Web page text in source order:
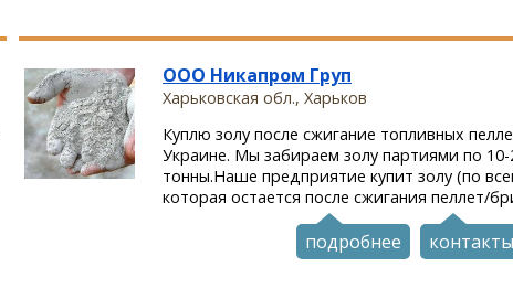
ООО Никапром Груп
Харьковская обл., Харьков
Куплю золу после сжигание топливных
Украине. Мы забираем золу партиями по 10-
тонны.Наше предприятие купит золу (по
которая остается после сжигания пеллет/
подробнее контакты